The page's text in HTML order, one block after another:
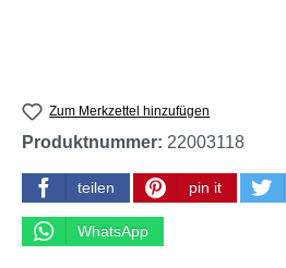
Zum Merkzettel hinzufügen
Produktnummer: 22003118
teilen pin it
WhatsApp